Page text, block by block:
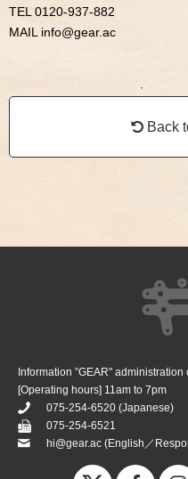
TEL 0120-937-882
MAIL info@gear.ac
Back
Information ”GEAR"
[Operating hours] 11am to 7pm
075-254-6520 (Japanese)
075-254-6521
hi@gear.ac (English／